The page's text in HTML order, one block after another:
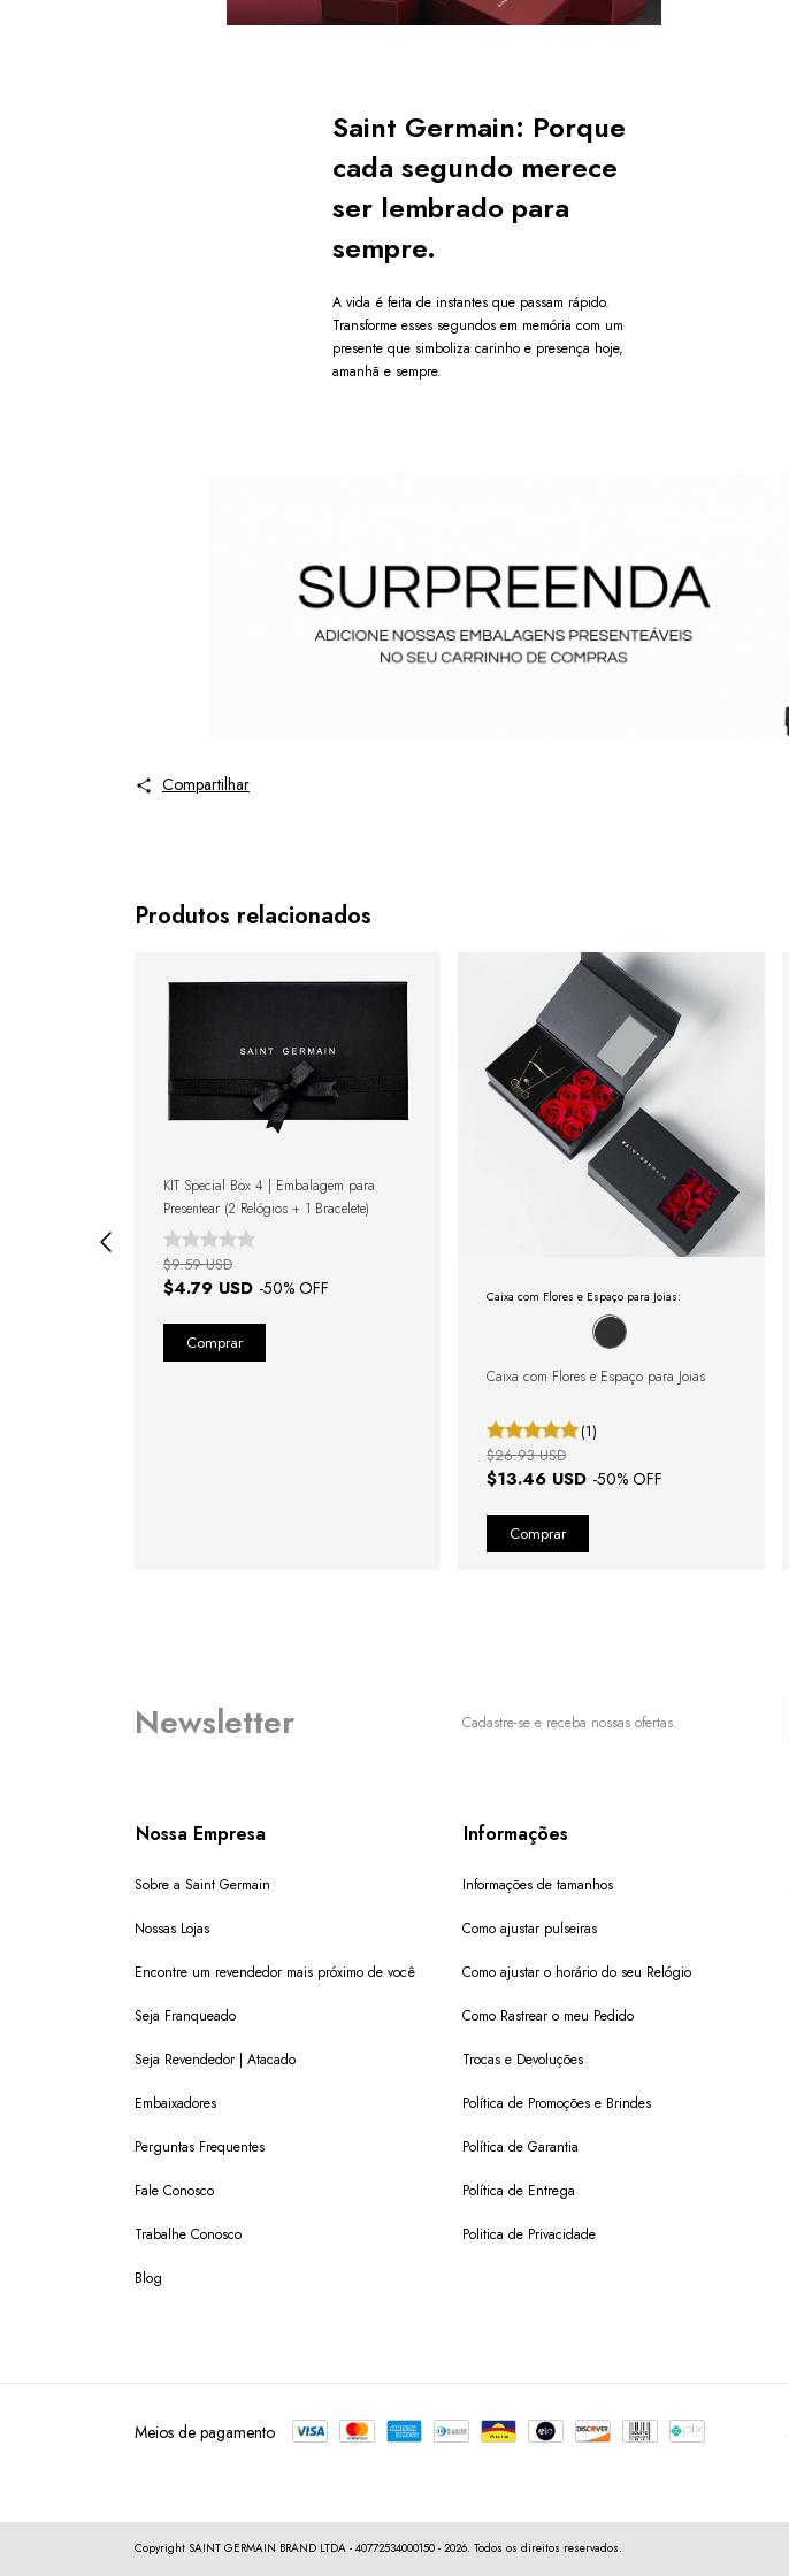
Saint Germain: Porque
cada segundo merece
ser lembrado para
sempre.
A vida é feita de instantes que passam rápido.
Transforme esses segundos em memória com um
presente que simboliza carinho e presença hoje,
amanhã e sempre.
Compartilhar
Produtos relacionados
KIT Special Box 4 | Embalagem para
Presentear (2 Relógios + 1 Bracelete)
$4.79 USD -50% OFF
$9.59 USD
Caixa com Flores e Espaço para Joias:
Caixa com Flores e Espaço para Joias
(1)
$13.46 USD -50% OFF
$26.93 USD
Newsletter Cadastre-se e receba nossas ofertas.
Nossa Empresa
Sobre a Saint Germain
Nossas Lojas
Encontre um revendedor mais próximo de você
Seja Franqueado
Seja Revendedor | Atacado
Embaixadores
Perguntas Frequentes
Fale Conosco
Trabalhe Conosco
Blog
Informações
Informações de tamanhos
Como ajustar pulseiras
Como ajustar o horário do seu Relógio
Como Rastrear o meu Pedido
Trocas e Devoluções
Política de Promoções e Brindes
Política de Garantia
Política de Entrega
Politica de Privacidade
Meios de pagamento
Copyright SAINT GERMAIN BRAND LTDA - 40772534000150 - 2026. Todos os direitos reservados.